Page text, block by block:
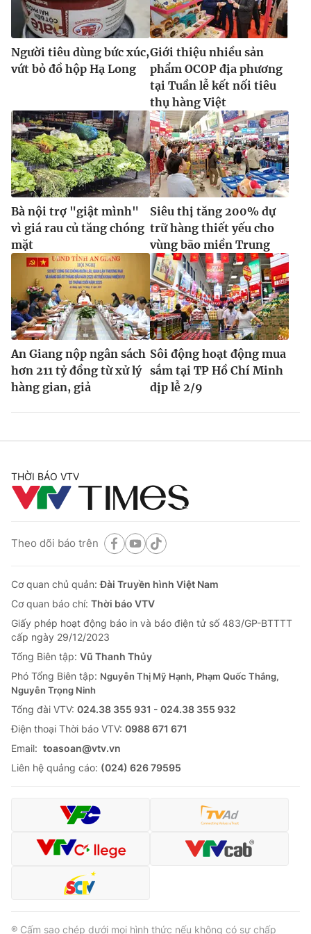
Người tiêu dùng bức xúc,
vứt bỏ đồ hộp Hạ Long
Giới thiệu nhiều sản
phẩm OCOP địa phương
tại Tuần lễ kết nối tiêu
thụ hàng Việt
Bà nội trợ "giật mình"
vì giá rau củ tăng chóng
mặt
Siêu thị tăng 200% dự
trữ hàng thiết yếu cho
vùng bão miền Trung
An Giang nộp ngân sách
hơn 211 tỷ đồng từ xử lý
hàng gian, giả
Sôi động hoạt động mua
sắm tại TP Hồ Chí Minh
dịp lễ 2/9
THỜI BÁO VTV
Theo dõi báo trên
Cơ quan chủ quản:Đài Truyền hình Việt Nam
Cơ quan báo chí: Thời báo VTV
Giấy phép hoạt động báo in và báo điện tử số 483/GP-BTTTT
cấp ngày 29/12/2023
Tổng Biên tập: Vũ Thanh Thủy
Phó Tổng Biên tập: Nguyễn Thị Mỹ Hạnh, Phạm Quốc Thắng,
Nguyễn Trọng Ninh
Tổng đài VTV: 024.38 355 931 - 024.38 355 932
Ðiện thoại Thời báo VTV: 0988 671 671
Email: toasoan@vtv.vn
Liên hệ quảng cáo: (024) 626 79595
® Cấm sao chép dưới mọi hình thức nếu không có sự chấp